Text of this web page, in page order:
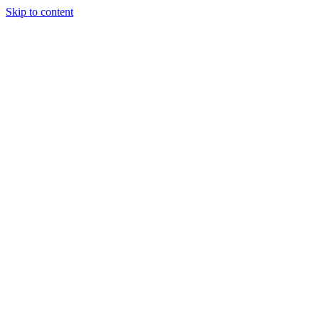
Skip to content